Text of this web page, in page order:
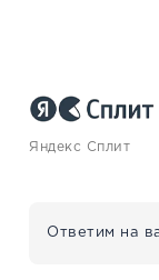
Яндекс Сплит
Ответим на